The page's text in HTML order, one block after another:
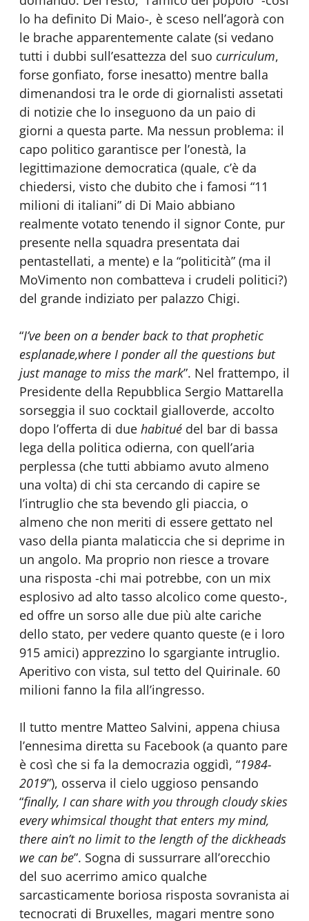
lo ha definito Di Maio-, è sceso nell’agorà con
le brache apparentemente calate (si vedano
tutti i dubbi sull’esattezza del suo curriculum,
forse gonfiato, forse inesatto) mentre balla
dimenandosi tra le orde di giornalisti assetati
di notizie che lo inseguono da un paio di
giorni a questa parte. Ma nessun problema: il
capo politico garantisce per l’onestà, la
legittimazione democratica (quale, c’è da
chiedersi, visto che dubito che i famosi “11
milioni di italiani” di Di Maio abbiano
realmente votato tenendo il signor Conte, pur
presente nella squadra presentata dai
pentastellati, a mente) e la “politicità” (ma il
MoVimento non combatteva i crudeli politici?)
del grande indiziato per palazzo Chigi.
“I’ve been on a bender back to that prophetic
esplanade,where I ponder all the questions but
just manage to miss the mark”. Nel frattempo, il
Presidente della Repubblica Sergio Mattarella
sorseggia il suo cocktail gialloverde, accolto
dopo l’offerta di due habitué del bar di bassa
lega della politica odierna, con quell’aria
perplessa (che tutti abbiamo avuto almeno
una volta) di chi sta cercando di capire se
l’intruglio che sta bevendo gli piaccia, o
almeno che non meriti di essere gettato nel
vaso della pianta malaticcia che si deprime in
un angolo. Ma proprio non riesce a trovare
una risposta -chi mai potrebbe, con un mix
esplosivo ad alto tasso alcolico come questo-,
ed offre un sorso alle due più alte cariche
dello stato, per vedere quanto queste (e i loro
915 amici) apprezzino lo sgargiante intruglio.
Aperitivo con vista, sul tetto del Quirinale. 60
milioni fanno la fila all’ingresso.
Il tutto mentre Matteo Salvini, appena chiusa
l’ennesima diretta su Facebook (a quanto pare
è così che si fa la democrazia oggidì, “1984-
2019”), osserva il cielo uggioso pensando
“finally, I can share with you through cloudy skies
every whimsical thought that enters my mind,
there ain’t no limit to the length of the dickheads
we can be”. Sogna di sussurrare all’orecchio
del suo acerrimo amico qualche
sarcasticamente boriosa risposta sovranista ai
tecnocrati di Bruxelles, magari mentre sono